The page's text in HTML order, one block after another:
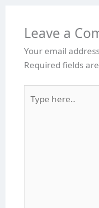
Leave a
Your email
Required fields
here..